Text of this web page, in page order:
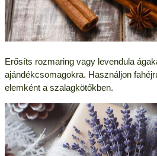
Erősíts rozmaring vagy levendula
ajándékcsomagokra. Használjon
elemként a szalagkötőkben.